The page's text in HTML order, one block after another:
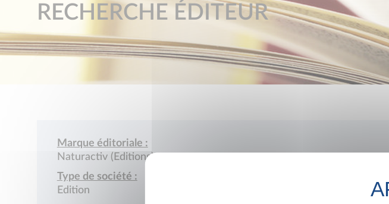
RECHERCHE ÉDITEUR
Marque éditoriale :
Naturactiv (Editions)
Type de société :
Edition